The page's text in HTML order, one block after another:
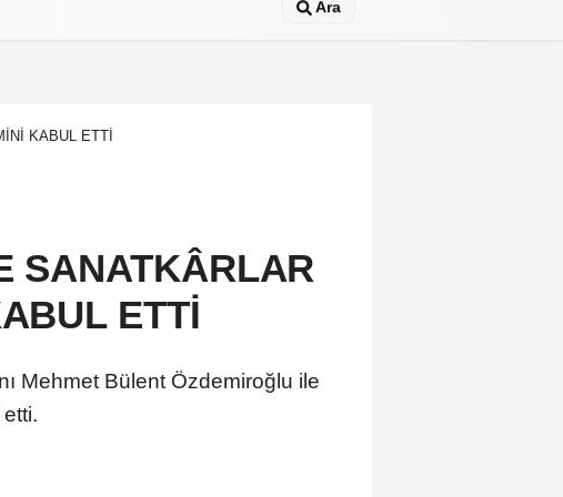
Ara
KABUL ETTİ
SANATKÂRLAR
ETTİ
Mehmet Bülent Özdemiroğlu ile